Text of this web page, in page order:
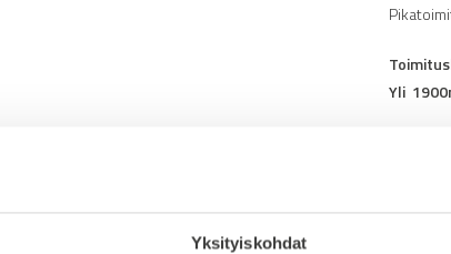
Yksityiskohdat
Yli
Muut